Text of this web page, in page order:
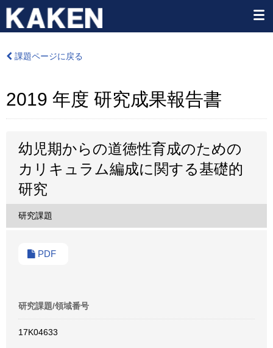
課題ページに戻る
2019 年度 研究成果報告書
幼児期からの道徳性育成のための
カリキュラム編成に関する基礎的
研究
研究課題
PDF
研究課題/領域番号
17K04633